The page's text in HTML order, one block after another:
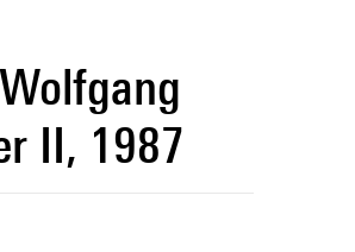
II, 1987